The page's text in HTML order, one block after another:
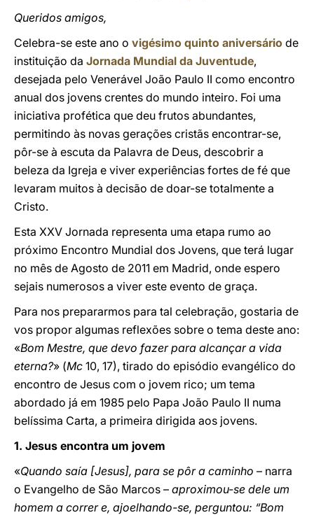
Queridos amigos,
Celebra-se este ano o vigésimo quinto aniversário de
instituição da Jornada Mundial da Juventude,
desejada pelo Venerável João Paulo II como encontro
anual dos jovens crentes do mundo inteiro. Foi uma
iniciativa profética que deu frutos abundantes,
permitindo às novas gerações cristãs encontrar-se,
pôr-se à escuta da Palavra de Deus, descobrir a
beleza da Igreja e viver experiências fortes de fé que
levaram muitos à decisão de doar-se totalmente a
Cristo.
Esta XXV Jornada representa uma etapa rumo ao
próximo Encontro Mundial dos Jovens, que terá lugar
no mês de Agosto de 2011 em Madrid, onde espero
sejais numerosos a viver este evento de graça.
Para nos prepararmos para tal celebração, gostaria de
vos propor algumas reflexões sobre o tema deste ano:
«Bom Mestre, que devo fazer para alcançar a vida
eterna?» (Mc 10, 17), tirado do episódio evangélico do
encontro de Jesus com o jovem rico; um tema
abordado já em 1985 pelo Papa João Paulo II numa
belíssima Carta, a primeira dirigida aos jovens.
1. Jesus encontra um jovem
«Quando saía [Jesus], para se pôr a caminho – narra
o Evangelho de São Marcos – aproximou-se dele um
homem a correr e, ajoelhando-se, perguntou: “Bom